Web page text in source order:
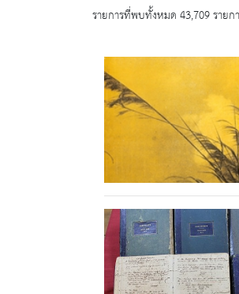
รายการที่พบทั้งหมด 43,709 รายก